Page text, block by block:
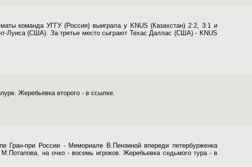
команда УГГУ (Россия) выиграла у KNUS (Казахстан) 2:2, 3:1 и
Луиса (США). За третье место сыграют Техас Даллас (США) - KNUS
Жеребьевка второго - в ссылке.
Гран-при России - Мемориале В.Пензиной впереди петербурженка
на очко - восемь игроков. Жеребьевка седьмого тура - в